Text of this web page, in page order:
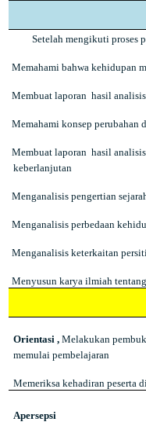
Setelah mengikuti proses
Memahami bahwa kehidupan
Membuat laporan hasil
Memahami konsep perubahan
Membuat laporan hasil
keberlanjutan
Menganalisis pengertian
Menganalisis perbedaan
Menganalisis keterkaitan
Menyusun karya ilmiah
Orientasi , Melakukan
memulai pembelajaran
Memeriksa kehadiran peserta
Apersepsi